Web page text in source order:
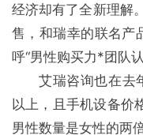
经济却有了全新理解
售，和瑞幸的联名产
呼“男性购买力*团队认
艾瑞咨询也在去
以上，且手机设备价
男性数量是女性的两